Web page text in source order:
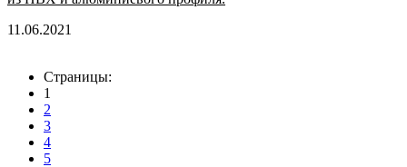
11.06.2021
Страницы:
1
2
3
4
5